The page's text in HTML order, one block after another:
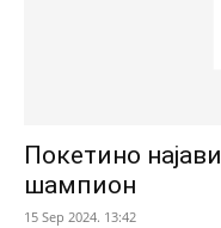
Покетино
шампион
15 Sep 2024. 13:42